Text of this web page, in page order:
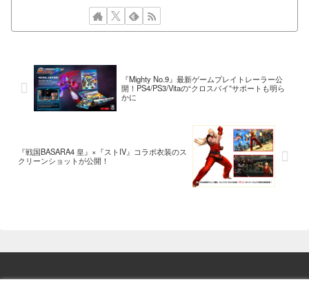
『Mighty No.9』最新ゲームプレイトレーラー公
開！PS4/PS3/Vitaの“クロスバイ”サポートも明ら
かに
『戦国BASARA4 皇』×『ストIV』コラボ衣装のス
クリーンショットが公開！